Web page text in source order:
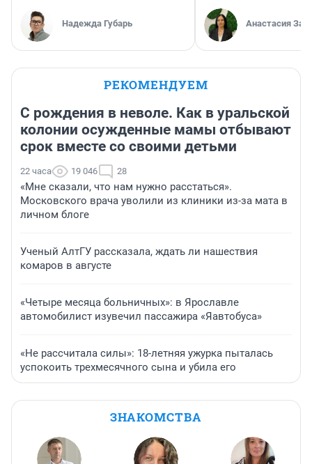
Надежда Губарь Анастасия
РЕКОМЕНДУЕМ
С рождения в неволе. Как в уральской
колонии осужденные мамы отбывают
срок вместе со своими детьми
22 часа 19 046 28
«Мне сказали, что нам нужно расстаться».
Московского врача уволили из клиники из-за мата в
личном блоге
Ученый АлтГУ рассказала, ждать ли нашествия
комаров в августе
«Четыре месяца больничных»: в Ярославле
автомобилист изувечил пассажира «Яавтобуса»
«Не рассчитала силы»: 18-летняя ужурка пыталась
успокоить трехмесячного сына и убила его
ЗНАКОМСТВА